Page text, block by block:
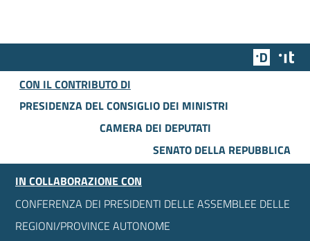
Team
CON IL CONTRIBUTO DI
PRESIDENZA DEL CONSIGLIO DEI MINISTRI
CAMERA DEI DEPUTATI
SENATO DELLA REPUBBLICA
IN COLLABORAZIONE CON
CONFERENZA DEI PRESIDENTI DELLE ASSEMBLEE DELLE
REGIONI/PROVINCE AUTONOME